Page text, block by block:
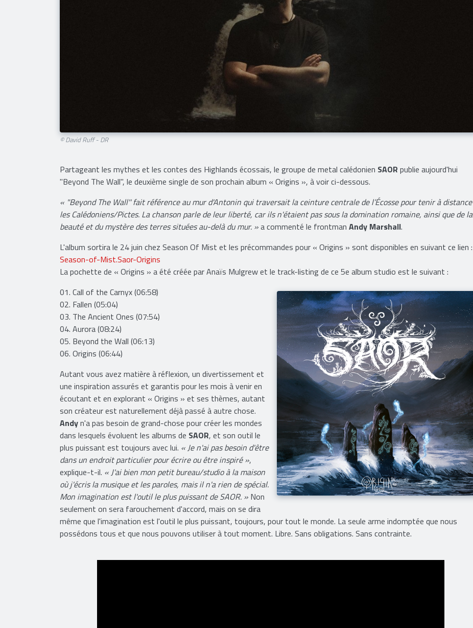
© David Ruff - DR
Partageant les mythes et les contes des Highlands écossais, le groupe de metal calédonien SAOR publie aujourd'hui
"Beyond The Wall'', le deuxième single de son prochain album « Origins », à voir ci-dessous.
« "Beyond The Wall'' fait référence au mur d'Antonin qui traversait la ceinture centrale de l’Écosse pour tenir à distance
les Calédoniens/Pictes. La chanson parle de leur liberté, car ils n'étaient pas sous la domination romaine, ainsi que de la
beauté et du mystère des terres situées au-delà du mur. »a commenté le frontman Andy Marshall.
L'album sortira le 24 juin chez Season Of Mist et les précommandes pour « Origins » sont disponibles en suivant ce lien :
Season-of-Mist.Saor-Origins
La pochette de « Origins » a été créée par Anaïs Mulgrew et le track-listing de ce 5e album studio est le suivant :
01. Call of the Carnyx (06:58)
02. Fallen (05:04)
03. The Ancient Ones (07:54)
04. Aurora (08:24)
05. Beyond the Wall (06:13)
06. Origins (06:44)
Autant vous avez matière à réflexion, un divertissement et
une inspiration assurés et garantis pour les mois à venir en
écoutant et en explorant « Origins » et ses thèmes, autant
son créateur est naturellement déjà passé à autre chose.
Andyn'a pas besoin de grand-chose pour créer les mondes
dans lesquels évoluent les albums de SAOR, et son outil le
plus puissant est toujours avec lui. « Je n'ai pas besoin d'être
dans un endroit particulier pour écrire ou être inspiré »,
explique-t-il. « J'ai bien mon petit bureau/studio à la maison
où j'écris la musique et les paroles, mais il n'a rien de spécial.
Mon imagination est l'outil le plus puissant de SAOR. » Non
seulement on sera farouchement d'accord, mais on se dira
même que l'imagination est l'outil le plus puissant, toujours, pour tout le monde. La seule arme indomptée que nous
possédons tous et que nous pouvons utiliser à tout moment. Libre. Sans obligations. Sans contrainte.